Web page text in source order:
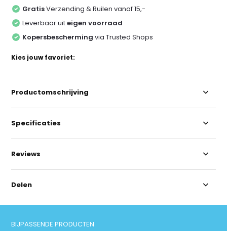
GratisVerzending & Ruilen vanaf 15,-
Leverbaar uiteigen voorraad
Kopersbescherming via Trusted Shops
Kies jouw favoriet:
Productomschrijving
Specificaties
Reviews
Delen
BIJPASSENDE PRODUCTEN